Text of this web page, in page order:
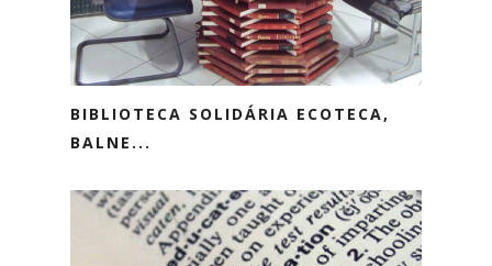
BIBLIOTECA SOLIDÁRIA ECOTECA,
BALNE...